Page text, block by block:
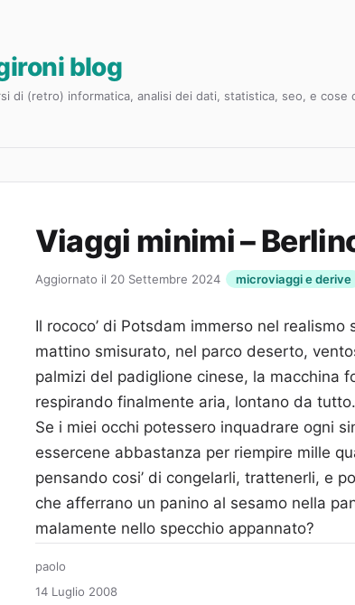
blog
di (retro) informatica, analisi dei dati, statistica, seo, e cose
Viaggi minimi –
Aggiornato il 20 Settembre 2024 microviaggi e derive
Il rococo’ di Potsdam immerso nel
mattino smisurato, nel parco deserto,
palmizi del padiglione cinese, la macchina
respirando finalmente aria, lontano da tutto.
Se i miei occhi potessero inquadrare ogni
essercene abbastanza per riempire mille
pensando cosi’ di congelarli, trattenerli, e
che afferrano un panino al sesamo nella
malamente nello specchio appannato?
Autore
paolo
Pubblicato
14 Luglio 2008